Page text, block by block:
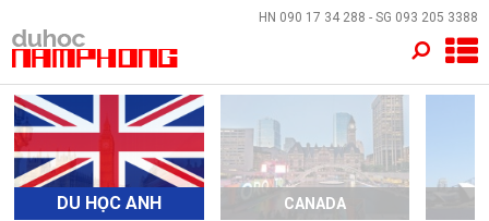
HN 090 17 34 288 - SG 093 205 3388
DU HỌC ANH CANADA
×
TRANG CHỦ
QUỐC GIA
EVENTS